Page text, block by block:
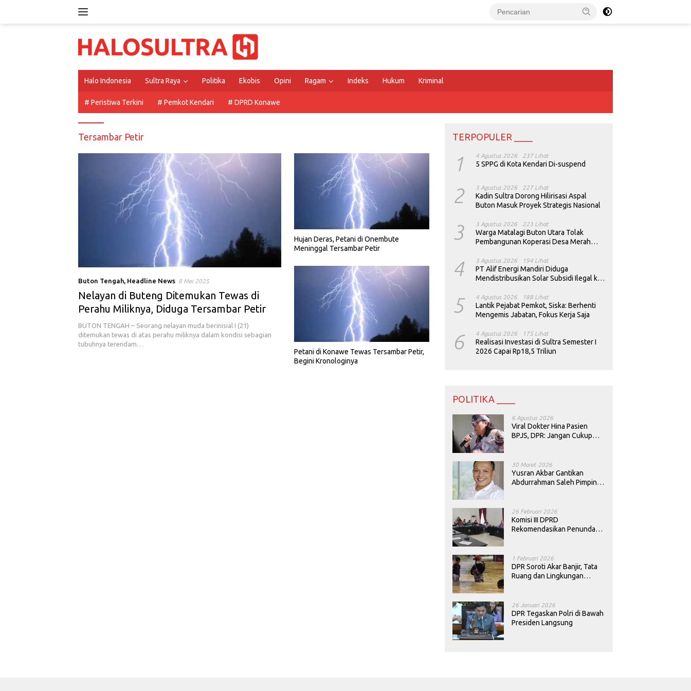
Halo Indonesia Sultra Raya Politika Ekobis Opini Ragam Indeks Hukum Kriminal
# Peristiwa Terkini # Pemkot Kendari # DPRD Konawe
Tersambar Petir
Buton Tengah, Headline News 8 Mei 2025
Nelayan di Buteng Ditemukan Tewas di
Perahu Miliknya, Diduga Tersambar Petir
BUTON TENGAH – Seorang nelayan muda berinisial I (21)
ditemukan tewas di atas perahu miliknya dalam kondisi sebagian
tubuhnya terendam…
Hujan Deras, Petani di Onembute
Meninggal Tersambar Petir
Petani di Konawe Tewas Tersambar Petir,
Begini Kronologinya
TERPOPULER ____
1 4 Agustus 2026 237 Lihat
5 SPPG di Kota Kendari Di-suspend
2 3 Agustus 2026 227 Lihat
Kadin Sultra Dorong Hilirisasi Aspal
Buton Masuk Proyek Strategis Nasional
3 3 Agustus 2026 223 Lihat
Warga Matalagi Buton Utara Tolak
Pembangunan Koperasi Desa Merah
4 3 Agustus 2026 194 Lihat
PT Alif Energi Mandiri Diduga
Mendistribusikan Solar Subsidi Ilegal ke
5 4 Agustus 2026 188 Lihat
Lantik Pejabat Pemkot, Siska: Berhenti
Mengemis Jabatan, Fokus Kerja Saja
6 4 Agustus 2026 175 Lihat
Realisasi Investasi di Sultra Semester I
2026 Capai Rp18,5 Triliun
POLITIKA ____
6 Agustus 2026
Viral Dokter Hina Pasien
BPJS, DPR: Jangan Cukup
30 Maret 2026
Yusran Akbar Gantikan
Abdurrahman Saleh Pimpin
26 Februari 2026
Komisi III DPRD
Rekomendasikan Penundaan
1 Februari 2026
DPR Soroti Akar Banjir, Tata
Ruang dan Lingkungan
26 Januari 2026
DPR Tegaskan Polri di Bawah
Presiden Langsung